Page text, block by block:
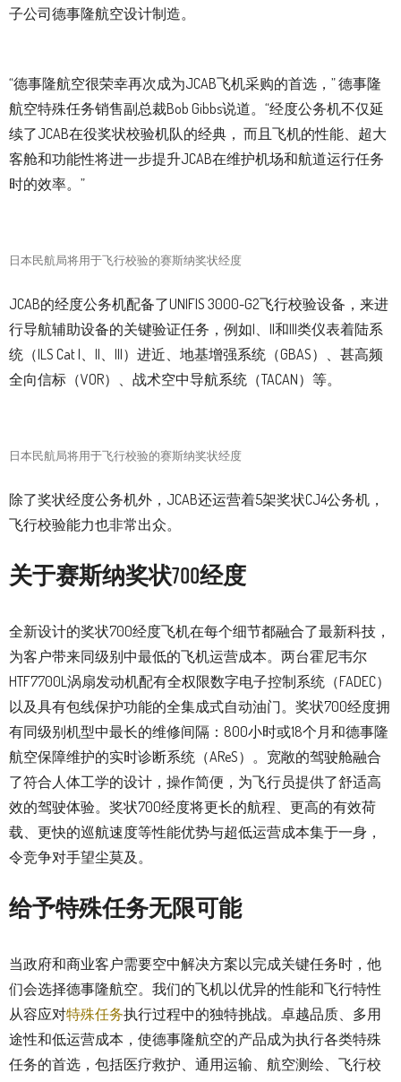
子公司德事隆航空设计制造。
“德事隆航空很荣幸再次成为JCAB飞机采购的首选， ”德事隆
航空特殊任务销售副总裁Bob Gibbs说道。 “经度公务机不仅延
续了JCAB在役奖状校验机队的经典， 而且飞机的性能、超大
客舱和功能性将进一步提升JCAB在维护机场和航道运行任务
时的效率。 ”
日本民航局将用于飞行校验的赛斯纳奖状经度
JCAB的经度公务机配备了UNIFIS 3000-G2飞行校验设备，来进
行导航辅助设备的关键验证任务，例如I、 II和III类仪表着陆系
统（ILS Cat I、 II、 III）进近、地基增强系统（GBAS）、甚高频
全向信标（VOR）、战术空中导航系统（TACAN）等。
日本民航局将用于飞行校验的赛斯纳奖状经度
除了奖状经度公务机外，JCAB还运营着5架奖状CJ4公务机，
飞行校验能力也非常出众。
关于赛斯纳奖状700经度
全新设计的奖状700经度飞机在每个细节都融合了最新科技，
为客户带来同级别中最低的飞机运营成本。两台霍尼韦尔
HTF7700L涡扇发动机配有全权限数字电子控制系统（FADEC）
以及具有包线保护功能的全集成式自动油门。奖状700经度拥
有同级别机型中最长的维修间隔：800小时或18个月和德事隆
航空保障维护的实时诊断系统（AReS）。宽敞的驾驶舱融合
了符合人体工学的设计，操作简便，为飞行员提供了舒适高
效的驾驶体验。奖状700经度将更长的航程、更高的有效荷
载、更快的巡航速度等性能优势与超低运营成本集于一身，
令竞争对手望尘莫及。
给予特殊任务无限可能
当政府和商业客户需要空中解决方案以完成关键任务时，他
们会选择德事隆航空。我们的飞机以优异的性能和飞行特性
从容应对特殊任务执行过程中的独特挑战。卓越品质、多用
途性和低运营成本，使德事隆航空的产品成为执行各类特殊
任务的首选，包括医疗救护、通用运输、航空测绘、飞行校